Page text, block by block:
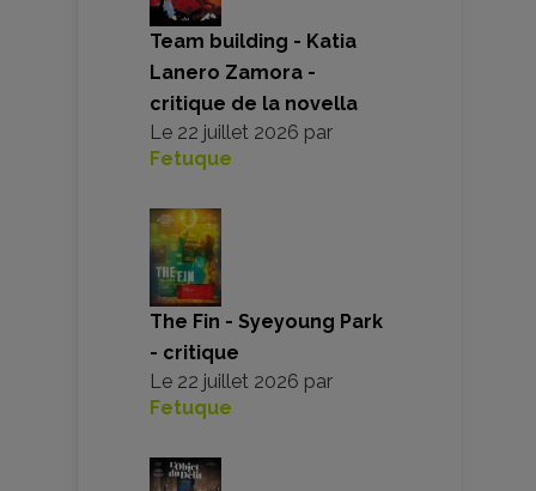
Team building - Katia
Lanero Zamora -
critique de la novella
Le 22 juillet 2026 par
Fetuque
The Fin - Syeyoung Park
- critique
Le 22 juillet 2026 par
Fetuque